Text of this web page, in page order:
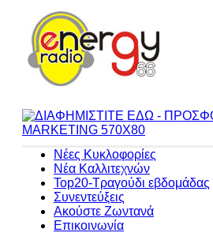
Νέες Κυκλοφορίες
Νέα Καλλιτεχνών
Top20-Τραγούδι εβδομάδας
Συνεντεύξεις
Ακούστε Ζωντανά
Επικοινωνία